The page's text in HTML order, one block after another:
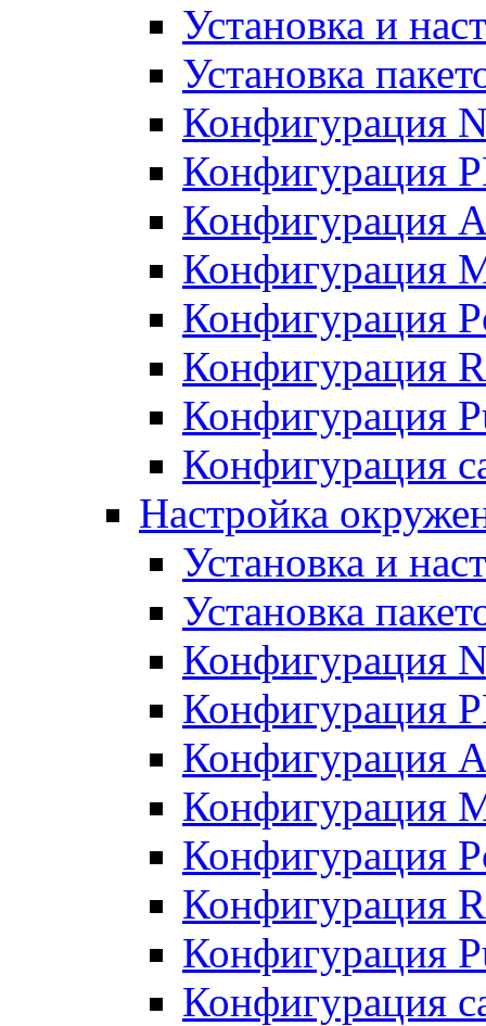
Установка и
Установка
Конфигурация
Конфигурация
Конфигурация
Конфигурация
Конфигурация
Конфигурация
Конфигурация
Конфигурация
Настройка
Установка и
Установка
Конфигурация
Конфигурация
Конфигурация
Конфигурация
Конфигурация
Конфигурация
Конфигурация
Конфигурация